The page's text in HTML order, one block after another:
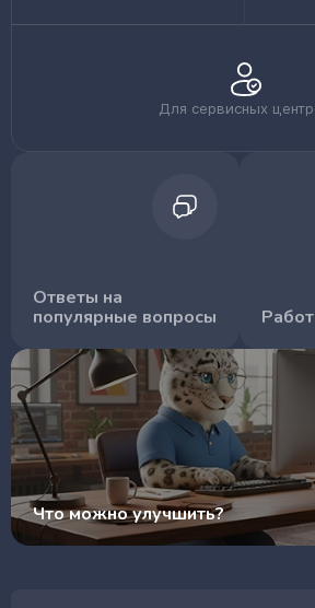
Для сервисных
Ответы на
популярные вопросы
Что можно улучшить?